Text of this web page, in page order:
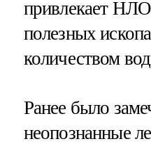
привлекает
полезных
количеством
Ранее было
неопознанные